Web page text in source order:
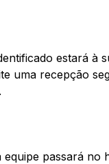
estará à
uma recepção
passará no